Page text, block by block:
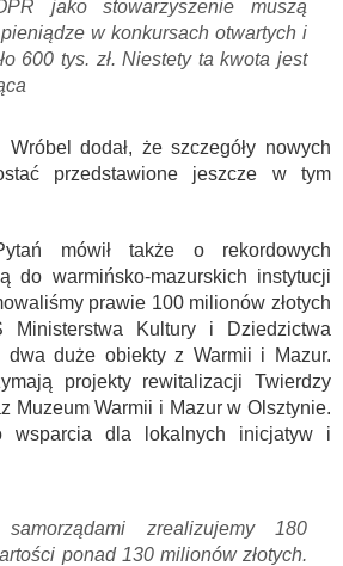
jako stowarzyszenie muszą
w konkursach otwartych i
600 tys. zł. Niestety ta kwota jest
dodał, że szczegóły nowych
przedstawione jeszcze w tym
mówił także o rekordowych
do warmińsko-mazurskich instytucji
prawie 100 milionów złotych
Ministerstwa Kultury i Dziedzictwa
dwa duże obiekty z Warmii i Mazur.
projekty rewitalizacji Twierdzy
Muzeum Warmii i Mazur w Olsztynie.
wsparcia dla lokalnych inicjatyw i
zrealizujemy 180
ponad 130 milionów złotych.